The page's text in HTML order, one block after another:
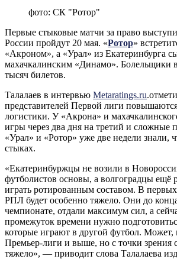
фото: СК "Ротор"
Первые стыковые матчи за право
России пройдут 20 мая. «Ротор»
«Акроном», а «Урал» из Екатеринбурга
махачкалинским «Динамо». Болельщики
тысяч билетов.
Талалаев в интервью Metaratings.ru
представителей Первой лиги
логистики. У «Акрона» и
игры через два дня на третий и сложные
«Урал» и «Ротор» уже две недели знали,
стыках.
«Екатеринбуржцы не возили в
футболистов основы, а волгоградцы ещё
играть ротированным составом. В
РПЛ будет особенно тяжело. Они до
чемпионате, отдали максимум сил, а
промежуток времени нужно
которые играют в другой футбол. Может,
Премьер-лиги и выше, но с точки зрения
тяжело», — приводит слова Талалаева